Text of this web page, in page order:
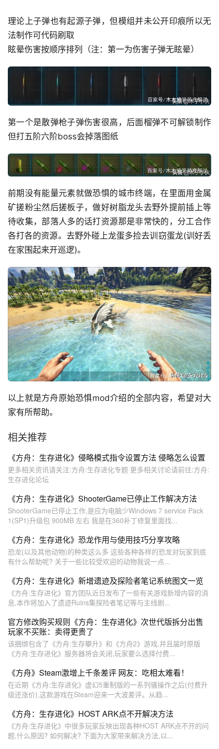
理论上子弹也有起源子弹，但模组并未公开印痕所以无
法制作可代码刷取
眩晕伤害按顺序排列（注：第一为伤害子弹无眩晕）
第一个是散弹枪子弹伤害很高，后面榴弹不可解锁制作
但打五阶六阶boss会掉落图纸
前期没有能量元素就做恐惧的城市终端，在里面用金属
矿搓粉尘然后搓板子，做好树脂龙头去野外提前插上等
待收集，部落人多的话打资源那是非常快的，分工合作
各打各的资源。去野外碰上龙蛋多捡去训窃蛋龙(训好丢
在家围起来开巡逻)。
以上就是方舟原始恐惧mod介绍的全部内容，希望对大
家有所帮助。
相关推荐
《方舟：生存进化》侵略模式指令设置方法 侵略怎么设置
更多相关资讯请关注:方舟:生存进化专题 更多相关讨论请前往:方舟:
生存进化论坛
《方舟：生存进化》ShooterGame已停止工作解决方法
ShooterGame已停止工作,是应为电脑少Windows 7 service Pack
1(SP1)升级包 900MB 左右 我是在360补丁修复里面找...
《方舟：生存进化》恐龙作用与使用技巧分享攻略
恐龙(以及其他动物)的种类这么多 这些各种各样的恐龙对玩家到底
有什么帮助呢? 关于一些比较受欢迎的动物我说一点...
《方舟：生存进化》新增遗迹及探险者笔记系统图文一览
《方舟:生存进化》官方团队近日发布了一些有关游戏新增内容的消
息,本作将加入了遗迹Ruins集探险者笔记等与主线剧...
官方修改购买规则《方舟：生存进化》次世代版拆分出售
玩家不买账：卖得更贵了
该捆绑包含了《方舟:生存攀升》和《方舟2》游戏,并且届时原版
《方舟:生存进化》服务器将会关闭,玩家要么选择付费...
《方舟》Steam激增上千条差评 网友：吃相太难看！
在近期《方舟:生存进化》虚幻5重制版的一系列骚操作之后(付费升
级还涨价),这款游戏在Steam迎来一大波差评。从趋...
《方舟：生存进化》HOST ARK点不开解决方法
《方舟:生存进化》中很多玩家反映出现各种HOST ARK点不开的问
题,什么原因? 如何解决? 下面为大家带来解决方法,以...